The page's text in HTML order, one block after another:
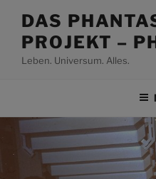
Inhalt
springen
DAS
PROJEKT –
Leben. Universum. Alles.